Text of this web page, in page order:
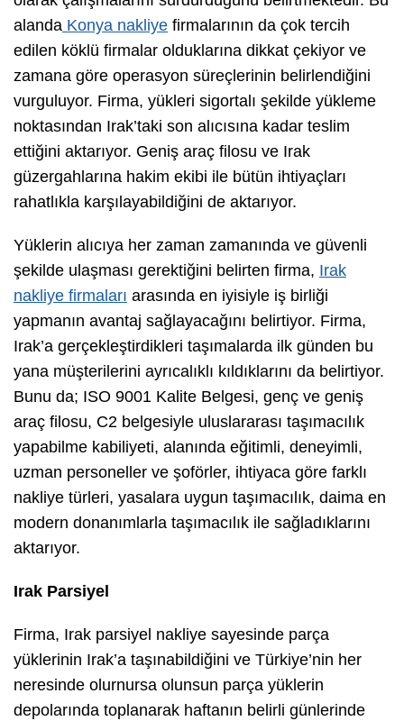
alanda Konya nakliye firmalarının da çok tercih
edilen köklü firmalar olduklarına dikkat çekiyor ve
zamana göre operasyon süreçlerinin belirlendiğini
vurguluyor. Firma, yükleri sigortalı şekilde yükleme
noktasından Irak’taki son alıcısına kadar teslim
ettiğini aktarıyor. Geniş araç filosu ve Irak
güzergahlarına hakim ekibi ile bütün ihtiyaçları
rahatlıkla karşılayabildiğini de aktarıyor.
Yüklerin alıcıya her zaman zamanında ve güvenli
şekilde ulaşması gerektiğini belirten firma, Irak
nakliye firmaları arasında en iyisiyle iş birliği
yapmanın avantaj sağlayacağını belirtiyor. Firma,
Irak’a gerçekleştirdikleri taşımalarda ilk günden bu
yana müşterilerini ayrıcalıklı kıldıklarını da belirtiyor.
Bunu da; ISO 9001 Kalite Belgesi, genç ve geniş
araç filosu, C2 belgesiyle uluslararası taşımacılık
yapabilme kabiliyeti, alanında eğitimli, deneyimli,
uzman personeller ve şoförler, ihtiyaca göre farklı
nakliye türleri, yasalara uygun taşımacılık, daima en
modern donanımlarla taşımacılık ile sağladıklarını
aktarıyor.
Irak Parsiyel
Firma, Irak parsiyel nakliye sayesinde parça
yüklerinin Irak’a taşınabildiğini ve Türkiye’nin her
neresinde olurnursa olunsun parça yüklerin
depolarında toplanarak haftanın belirli günlerinde